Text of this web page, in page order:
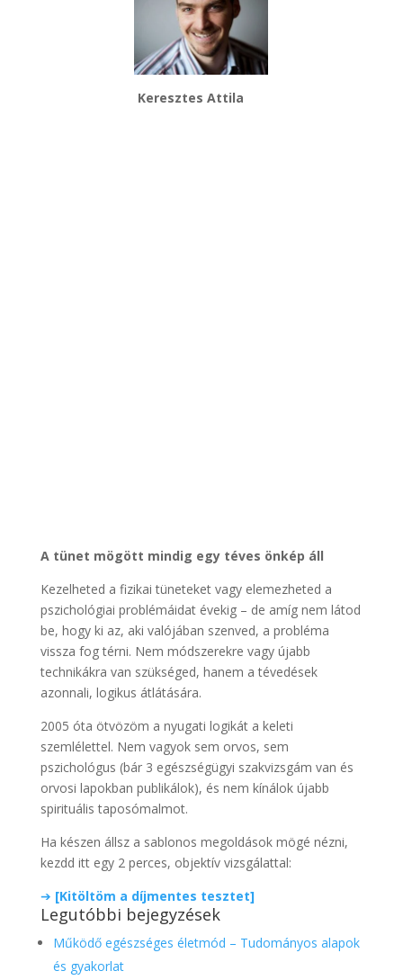
Keresztes Attila
A tünet mögött mindig egy téves önkép áll
Kezelheted a fizikai tüneteket vagy elemezheted a
pszichológiai problémáidat évekig – de amíg nem látod
be, hogy ki az, aki valójában szenved, a probléma
vissza fog térni. Nem módszerekre vagy újabb
technikákra van szükséged, hanem a tévedések
azonnali, logikus átlátására.
2005 óta ötvözöm a nyugati logikát a keleti
szemlélettel. Nem vagyok sem orvos, sem
pszichológus (bár 3 egészségügyi szakvizsgám van és
orvosi lapokban publikálok), és nem kínálok újabb
spirituális taposómalmot.
Ha készen állsz a sablonos megoldások mögé nézni,
kezdd itt egy 2 perces, objektív vizsgálattal:
➔ [Kitöltöm a díjmentes tesztet]
Legutóbbi bejegyzések
Működő egészséges életmód – Tudományos alapok
és gyakorlat